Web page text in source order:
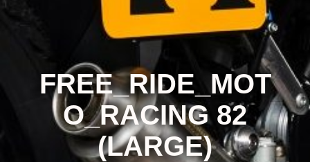
FREE_RIDE_MOT
O_RACING 82
(LARGE)